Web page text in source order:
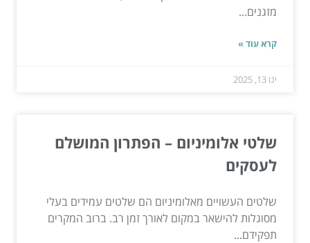
מזגנים...
קרא עוד »
ינו 13, 2025
שלטי אלומיניום – הפתרון המושלם
לעסקים
שלטים העשויים מאלומיניום הם שלטים עמידים בעלי
מסוגלות להישאר במקום לאורך זמן רב. ברוב המקרים
תפקידם...